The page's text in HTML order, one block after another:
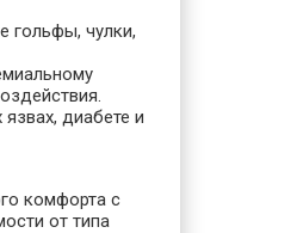
гольфы, чулки,
диабете и
комфорта с
от типа